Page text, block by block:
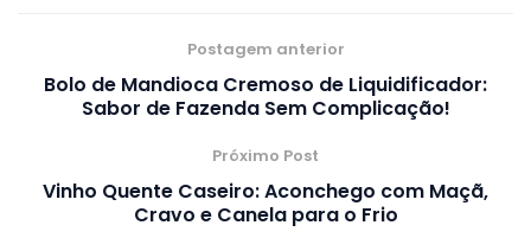
Postagem anterior
Bolo de Mandioca Cremoso de Liquidificador:
Sabor de Fazenda Sem Complicação!
Próximo Post
Vinho Quente Caseiro: Aconchego com Maçã,
Cravo e Canela para o Frio